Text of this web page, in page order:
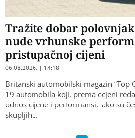
Tražite dobar
nude vrhunske
pristupačnoj cijeni
06.08.2026. | 14:18
Britanski automobilski magazin “Top
19 automobila koji, prema ocjeni
odnos cijene i performansi, iako su
skupljih…